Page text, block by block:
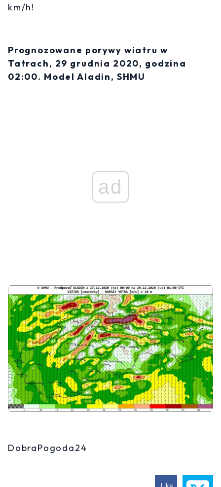
km/h!
Prognozowane porywy wiatru w
Tatrach, 29 grudnia 2020, godzina
02:00. Model Aladin, SHMU
ad
DobraPogoda24